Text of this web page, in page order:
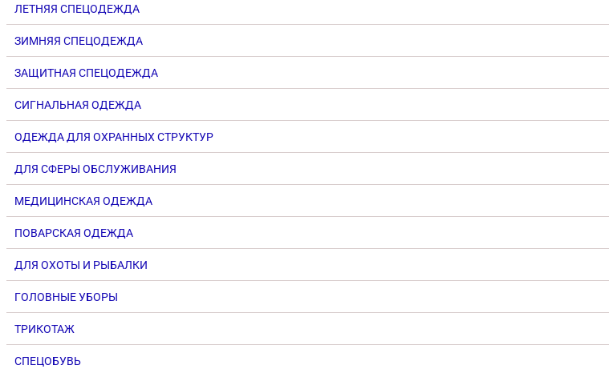
ЛЕТНЯЯ СПЕЦОДЕЖДА
ЗИМНЯЯ СПЕЦОДЕЖДА
ЗАЩИТНАЯ СПЕЦОДЕЖДА
СИГНАЛЬНАЯ ОДЕЖДА
ОДЕЖДА ДЛЯ ОХРАННЫХ СТРУКТУР
ДЛЯ СФЕРЫ ОБСЛУЖИВАНИЯ
МЕДИЦИНСКАЯ ОДЕЖДА
ПОВАРСКАЯ ОДЕЖДА
ДЛЯ ОХОТЫ И РЫБАЛКИ
ГОЛОВНЫЕ УБОРЫ
ТРИКОТАЖ
СПЕЦОБУВЬ